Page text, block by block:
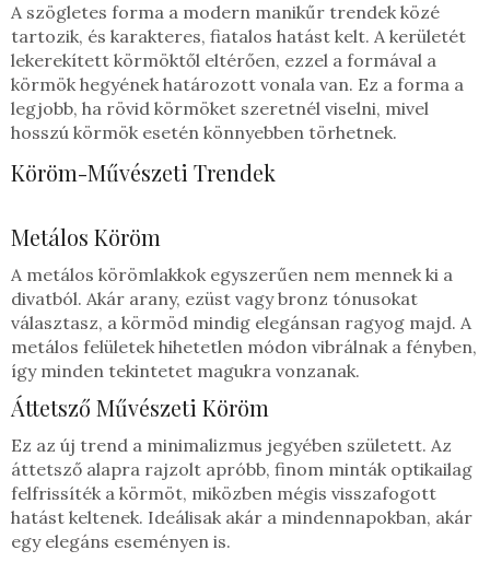
A szögletes forma a modern manikűr trendek közé
tartozik, és karakteres, fiatalos hatást kelt. A kerületét
lekerekített körmöktől eltérően, ezzel a formával a
körmök hegyének határozott vonala van. Ez a forma a
legjobb, ha rövid körmöket szeretnél viselni, mivel
hosszú körmök esetén könnyebben törhetnek.
Köröm-Művészeti Trendek
Metálos Köröm
A metálos körömlakkok egyszerűen nem mennek ki a
divatból. Akár arany, ezüst vagy bronz tónusokat
választasz, a körmöd mindig elegánsan ragyog majd. A
metálos felületek hihetetlen módon vibrálnak a fényben,
így minden tekintetet magukra vonzanak.
Áttetsző Művészeti Köröm
Ez az új trend a minimalizmus jegyében született. Az
áttetsző alapra rajzolt apróbb, finom minták optikailag
felfrissíték a körmöt, miközben mégis visszafogott
hatást keltenek. Ideálisak akár a mindennapokban, akár
egy elegáns eseményen is.